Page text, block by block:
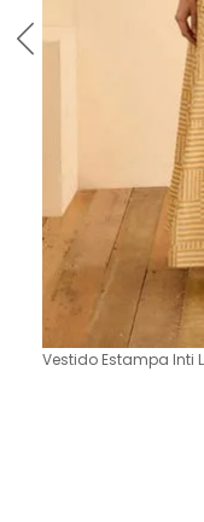
Vestido Estampa Inti